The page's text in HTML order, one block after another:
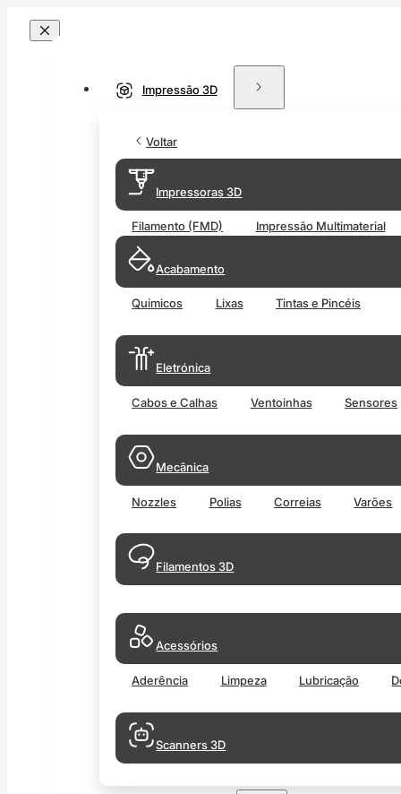
Impressão 3D
Voltar
Impressoras 3D
Filamento (FMD) Impressão Multimaterial
Acabamento
Químicos Lixas Tintas e Pincéis
Eletrónica
Cabos e Calhas Ventoinhas Sensores
Mecânica
Nozzles Polias Correias Varões
Filamentos 3D
Acessórios
Aderência Limpeza Lubricação
Scanners 3D